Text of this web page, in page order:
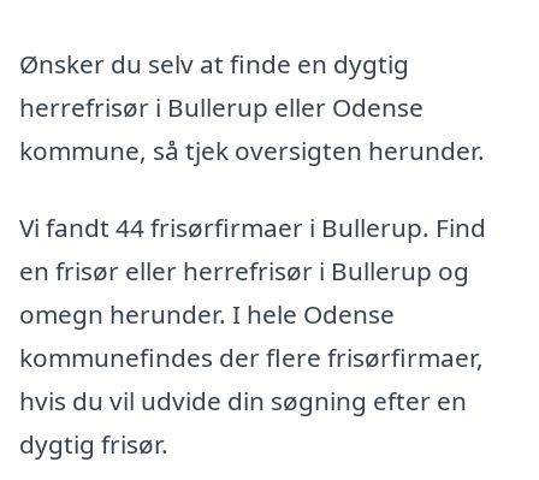
Ønsker du selv at finde en dygtig
herrefrisør i Bullerup eller Odense
kommune, så tjek oversigten herunder.
Vi fandt 44 frisørfirmaer i Bullerup. Find
en frisør eller herrefrisør i Bullerup og
omegn herunder. I hele Odense
kommunefindes der flere frisørfirmaer,
hvis du vil udvide din søgning efter en
dygtig frisør.